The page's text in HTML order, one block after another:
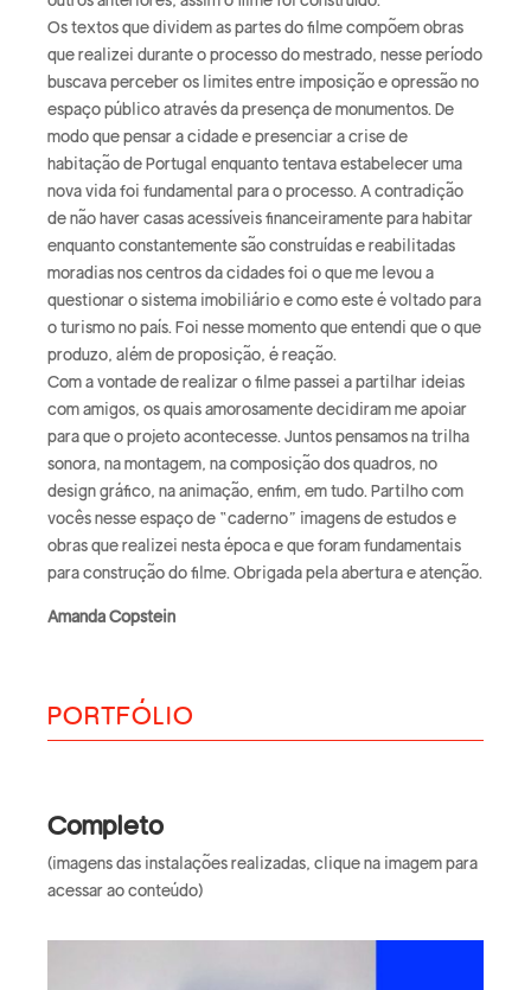
Os textos que dividem as partes do filme compõem obras
que realizei durante o processo do mestrado, nesse período
buscava perceber os limites entre imposição e opressão no
espaço público através da presença de monumentos. De
modo que pensar a cidade e presenciar a crise de
habitação de Portugal enquanto tentava estabelecer uma
nova vida foi fundamental para o processo. A contradição
de não haver casas acessíveis financeiramente para habitar
enquanto constantemente são construídas e reabilitadas
moradias nos centros da cidades foi o que me levou a
questionar o sistema imobiliário e como este é voltado para
o turismo no país. Foi nesse momento que entendi que o que
produzo, além de proposição, é reação.
Com a vontade de realizar o filme passei a partilhar ideias
com amigos, os quais amorosamente decidiram me apoiar
para que o projeto acontecesse. Juntos pensamos na trilha
sonora, na montagem, na composição dos quadros, no
design gráfico, na animação, enfim, em tudo. Partilho com
vocês nesse espaço de “caderno” imagens de estudos e
obras que realizei nesta época e que foram fundamentais
para construção do filme. Obrigada pela abertura e atenção.
Amanda Copstein
PORTFÓLIO
Completo
(imagens das instalações realizadas, clique na imagem para
acessar ao conteúdo)